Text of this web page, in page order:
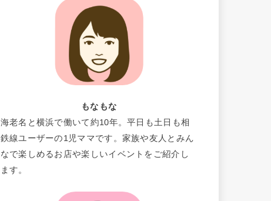
もなもな
海老名と横浜で働いて約10年。平日も土日も相
鉄線ユーザーの1児ママです。家族や友人とみん
なで楽しめるお店や楽しいイベントをご紹介し
ます。